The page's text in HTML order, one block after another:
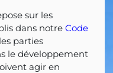
sur les
dans notre Code
parties
le développement
agir en